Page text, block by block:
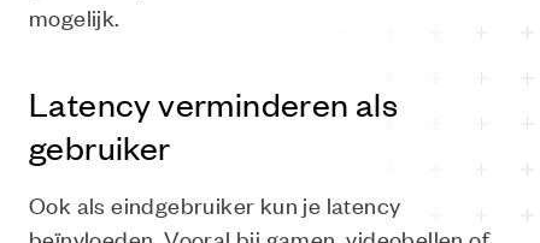
mogelijk.
Latency verminderen als
gebruiker
Ook als eindgebruiker kun je latency